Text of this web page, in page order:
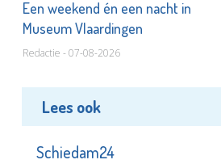
Een weekend én een nacht in
Museum Vlaardingen
Redactie - 07-08-2026
Lees ook
Schiedam24